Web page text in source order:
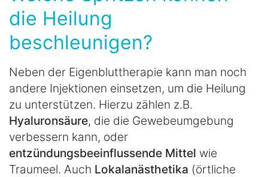
die Heilung
beschleunigen?
Neben der Eigenbluttherapie kann man noch
andere Injektionen einsetzen, um die Heilung
zu unterstützen. Hierzu zählen z.B.
Hyaluronsäure, die die Gewebeumgebung
verbessern kann, oder
entzündungsbeeinflussende Mittel wie
Traumeel. Auch Lokalanästhetika (örtliche